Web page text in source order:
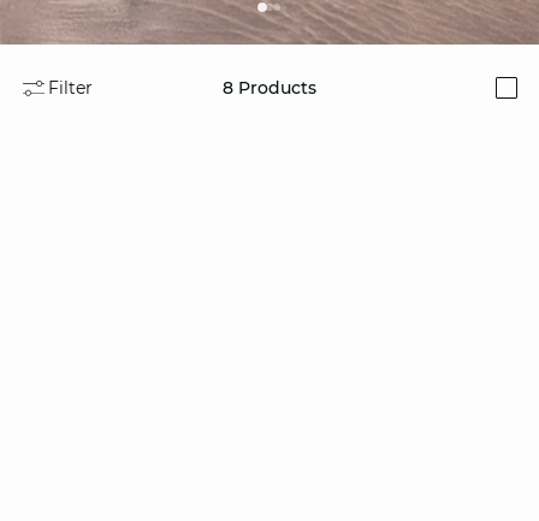
Filter 8 Products